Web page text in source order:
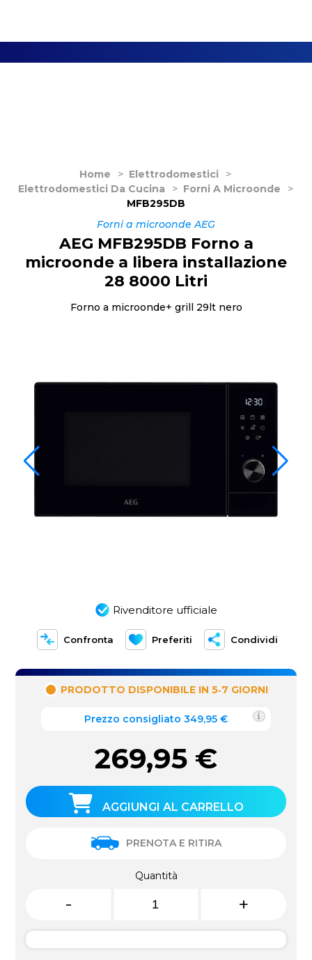
Home > Elettrodomestici
>
Elettrodomestici Da Cucina
> Forni A Microonde
>
MFB295DB
Forni a microonde AEG
Rivenditore ufficiale
Confronta Preferiti Condividi
AEG MFB295DB Forno a
microonde a libera installazione
28 8000 Litri
Forno a microonde+ grill 29lt nero
PRODOTTO DISPONIBILE IN 5‑7 GIORNI
Prezzo consigliato 349,95 €
269,95 €
AGGIUNGI AL CARRELLO
PRENOTA E RITIRA
Quantità
- +